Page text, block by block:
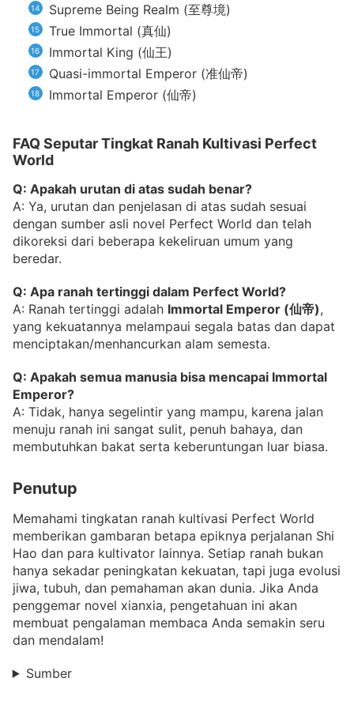
Supreme Being Realm (至尊境)
True Immortal (真仙)
Immortal King (仙王)
Quasi-immortal Emperor (准仙帝)
Immortal Emperor (仙帝)
FAQ Seputar Tingkat Ranah Kultivasi Perfect
World
Q: Apakah urutan di atas sudah benar?
A: Ya, urutan dan penjelasan di atas sudah sesuai
dengan sumber asli novel Perfect World dan telah
dikoreksi dari beberapa kekeliruan umum yang
beredar.
Q: Apa ranah tertinggi dalam Perfect World?
A: Ranah tertinggi adalah Immortal Emperor (仙帝),
yang kekuatannya melampaui segala batas dan dapat
menciptakan/menhancurkan alam semesta.
Q: Apakah semua manusia bisa mencapai Immortal
Emperor?
A: Tidak, hanya segelintir yang mampu, karena jalan
menuju ranah ini sangat sulit, penuh bahaya, dan
membutuhkan bakat serta keberuntungan luar biasa.
Penutup
Memahami tingkatan ranah kultivasi Perfect World
memberikan gambaran betapa epiknya perjalanan Shi
Hao dan para kultivator lainnya. Setiap ranah bukan
hanya sekadar peningkatan kekuatan, tapi juga evolusi
jiwa, tubuh, dan pemahaman akan dunia. Jika Anda
penggemar novel xianxia, pengetahuan ini akan
membuat pengalaman membaca Anda semakin seru
dan mendalam!
Sumber